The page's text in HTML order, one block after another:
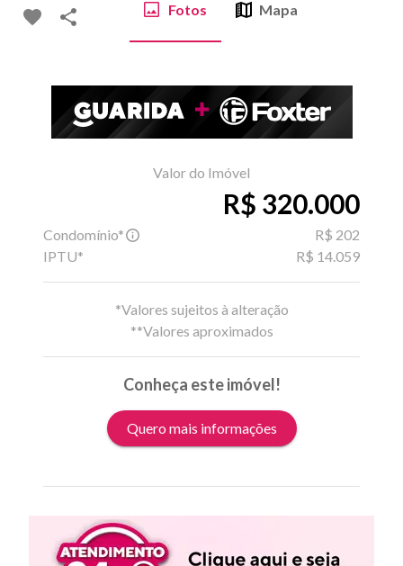
Fotos Mapa
Valor do Imóvel
R$ 320.000
Condomínio*
R$ 202
IPTU*
R$ 14.059
*Valores sujeitos à alteração
**Valores aproximados
Conheça este imóvel!
Quero mais informações